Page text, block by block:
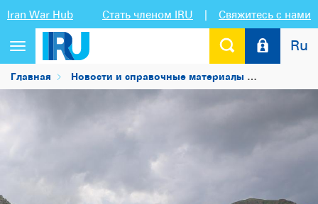
Iran War Hub Стать членом IRU | Свяжитесь с нами
Переключить
навигацию
Ru
Главная Новости и справочные материалы